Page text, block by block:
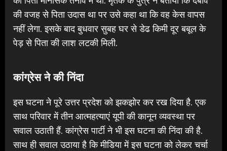
की वजह से पिता उदास था पर उसे कहा था कि वह केस वापस
नहीं लेगा. इसके बाद बुधवार सुबह घर से डेढ किमी दूर बबूल के
पेड़ से पिता की लाश लटकी मिली.
कांग्रेस ने की निंदा
इस घटना ने पूरे उत्तर प्रदेश को झकझोर कर रख दिया है. एक
साथ परिवार में तीन आत्महत्याएं यूपी की कानून व्यवस्था पर
सवाल उठाती हैं. कांग्रेस पार्टी ने भी इस घटना की निंदा की है.
साथ ही सवाल उठाया है कि मीडिया में इस घटना को लेकर चर्चा